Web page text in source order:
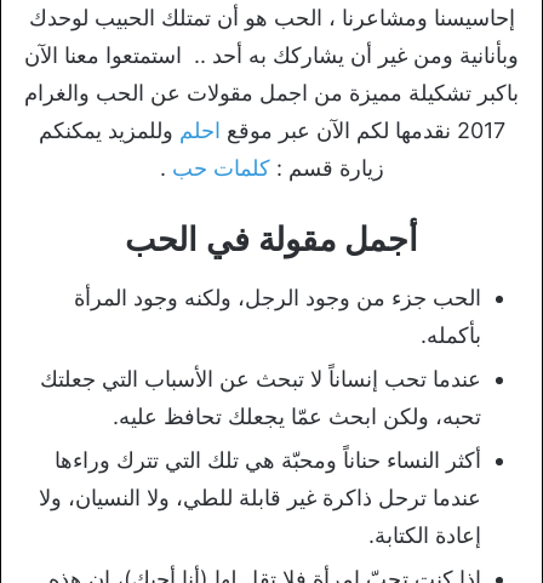
إحاسيسنا ومشاعرنا ، الحب هو أن تمتلك الحبيب لوحدك
وبأنانية ومن غير أن يشاركك به أحد .. استمتعوا معنا الآن
باكبر تشكيلة مميزة من اجمل مقولات عن الحب والغرام
2017 نقدمها لكم الآن عبر موقع
احلم وللمزيد يمكنكم
زيارة قسم :كلمات حب .
أجمل مقولة في الحب
الحب جزء من وجود الرجل، ولكنه وجود المرأة
بأكمله.
عندما تحب إنساناً لا تبحث عن الأسباب التي جعلتك
تحبه، ولكن ابحث عمّا يجعلك تحافظ عليه.
أكثر النساء حناناً ومحبّة هي تلك التي تترك وراءها
عندما ترحل ذاكرة غير قابلة للطي، ولا النسيان، ولا
إعادة الكتابة.